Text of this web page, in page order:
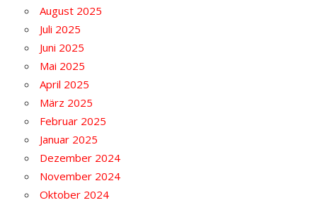
August 2025
Juli 2025
Juni 2025
Mai 2025
April 2025
März 2025
Februar 2025
Januar 2025
Dezember 2024
November 2024
Oktober 2024